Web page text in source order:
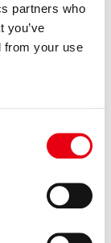
partners who
you’ve
from your use
ジットと同時
の合弁会社